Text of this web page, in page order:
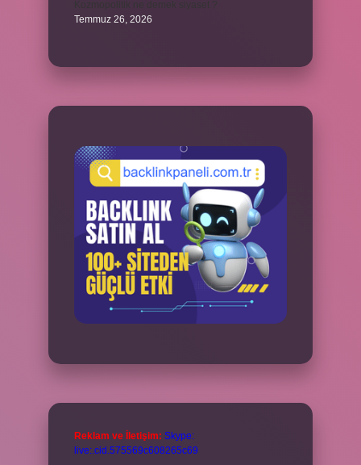
Temmuz 26, 2026
Reklam ve İletişim: Skype:
live:.cid.575569c608265c69